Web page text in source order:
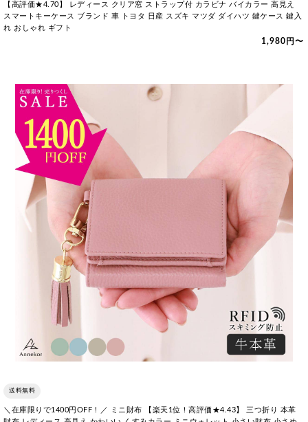
【高評価★4.70】 レディース クリア窓 ストラップ付 カラビナ バイカラー 高見え
スマートキーケース ブランド 車 トヨタ 日産 スズキ マツダ ダイハツ 鍵ケース 鍵入
れ おしゃれ ギフト
1,980円〜
送料無料
＼在庫限りで1400円OFF！／ ミニ財布 【楽天1位！高評価★4.43】 三つ折り 本革